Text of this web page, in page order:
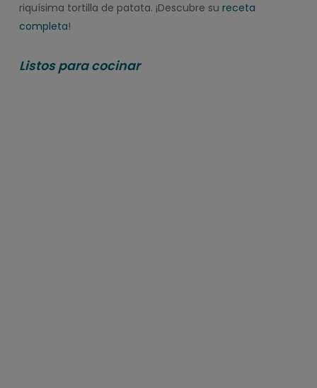
riquísima tortilla de patata. ¡Descubre su receta
completa!
Listos para cocinar